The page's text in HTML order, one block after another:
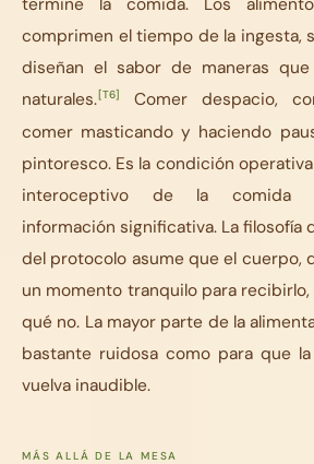
termine la comida. Los
comprimen el tiempo de la ingesta,
diseñan el sabor de maneras
naturales.[T6]
Comer despacio,
comer masticando y haciendo
pintoresco. Es la condición
interoceptivo de la comida
información significativa. La filosofía
del protocolo asume que el cuerpo,
un momento tranquilo para
qué no. La mayor parte de la
bastante ruidosa como para que
vuelva inaudible.
MÁS ALLÁ DE LA MESA